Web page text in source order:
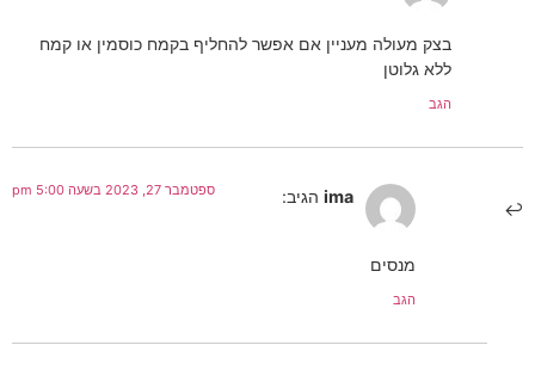
בצק מעולה מעניין אם אפשר להחליף בקמח כוסמין או קמח
ללא גלוטן
הגב
ima הגיב: ספטמבר 27, 2023 בשעה 5:00 pm
מנסים
הגב